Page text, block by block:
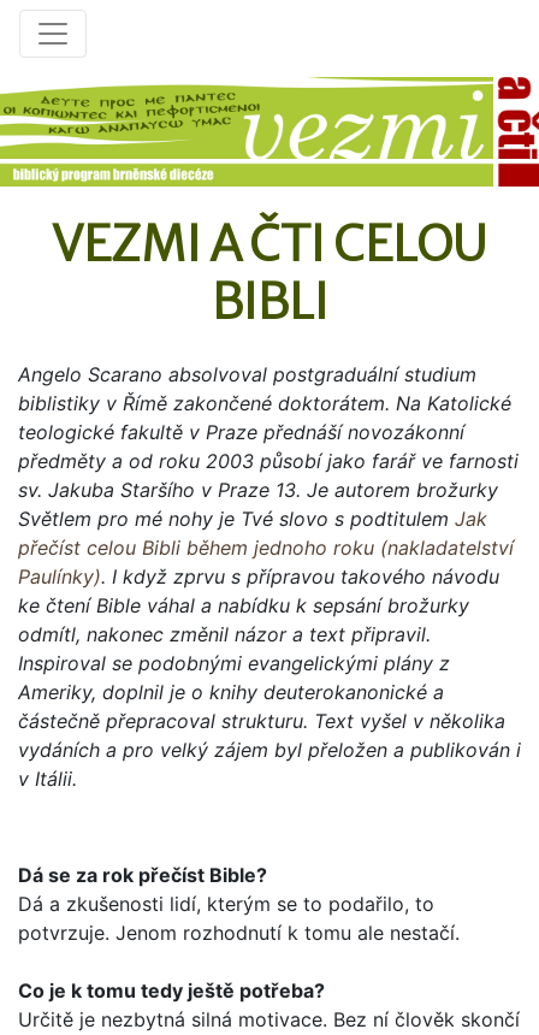
VEZMI A ČTI CELOU
BIBLI
Angelo Scarano absolvoval postgraduální studium
biblistiky v Římě zakončené doktorátem. Na Katolické
teologické fakultě v Praze přednáší novozákonní
předměty a od roku 2003 působí jako farář ve farnosti
sv. Jakuba Staršího v Praze 13. Je autorem brožurky
Světlem pro mé nohy je Tvé slovo s podtitulem Jak
přečíst celou Bibli během jednoho roku (nakladatelství
Paulínky). I když zprvu s přípravou takového návodu
ke čtení Bible váhal a nabídku k sepsání brožurky
odmítl, nakonec změnil názor a text připravil.
Inspiroval se podobnými evangelickými plány z
Ameriky, doplnil je o knihy deuterokanonické a
částečně přepracoval strukturu. Text vyšel v několika
vydáních a pro velký zájem byl přeložen a publikován i
v Itálii.
Dá se za rok přečíst Bible?
Dá a zkušenosti lidí, kterým se to podařilo, to
potvrzuje. Jenom rozhodnutí k tomu ale nestačí.
Co je k tomu tedy ještě potřeba?
Určitě je nezbytná silná motivace. Bez ní člověk skončí